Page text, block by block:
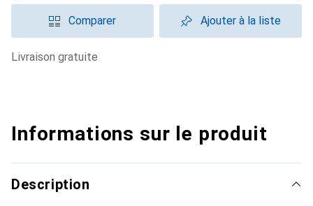
Comparer Ajouter à la liste
livraison gratuite
Informations sur le produit
Description